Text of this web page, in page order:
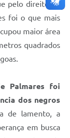
pelo direito de
foi o que mais
maior área
quadrados
Palmares foi
dos negros
de lamento, a
em busca